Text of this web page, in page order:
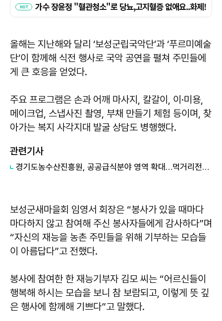
올해는 지난해와 달리 ‘보성군립국악단’과 ‘푸르미예술
단’이 함께해 식전 행사로 국악 공연을 펼쳐 주민들에
게 큰 호응을 얻었다.
주요 프로그램은 손과 어깨 마사지, 칼갈이, 이·미용,
메이크업, 스냅사진 촬영, 부채 만들기 체험 등이며, 찾
아가는 복지 사각지대 발굴 상담도 병행했다.
관련기사
경기도농수산진흥원, 공공급식분야 영역 확대…먹거리전략 책임기관으로 역할 기대
보성군새마을회 임영서 회장은 “봉사가 있을 때마다
마다하지 않고 참여해 주신 봉사자들에게 감사하다”며
“자신의 재능을 농촌 주민들을 위해 기부하는 모습들
이 아름답다”고 전했다.
봉사에 참여한 한 재능기부자 김모 씨는 “어르신들이
행복해 하시는 모습을 보니 참 보람되고, 이렇게 뜻 깊
은 행사에 함께해 기쁘다”고 말했다.